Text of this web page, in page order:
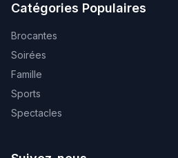
Catégories Populaires
Brocantes
Soirées
Famille
Sports
Spectacles